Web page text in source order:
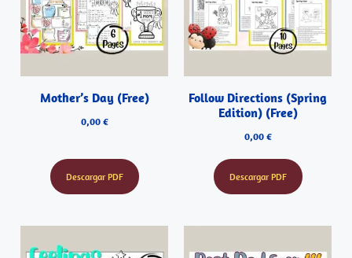
Mother’s Day (Free)
0,00 €
Descargar PDF
Follow Directions (Spring
Edition) (Free)
0,00 €
Descargar PDF